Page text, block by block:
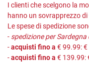
I clienti che scelgono la
hanno un sovrapprezzo di
Le spese di spedizione
- spedizione per Sardegna
-acquisti fino a € 99.99: €
-acquisti fino a € 139.99: